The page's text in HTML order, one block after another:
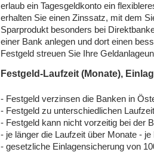
erlaub ein Tagesgeldkonto ein
erhalten Sie einen Zinssatz, mit dem
Sparprodukt besonders bei
einer Bank anlegen und dort einen
Festgeld streuen Sie Ihre
Festgeld-Laufzeit (Monate),
- Festgeld verzinsen die Banken in
- Festgeld zu unterschiedlichen
- Festgeld kann nicht vorzeitig bei der
- je länger die Laufzeit über Monate -
- gesetzliche Einlagensicherung von